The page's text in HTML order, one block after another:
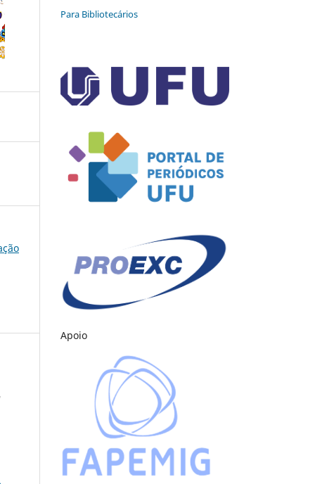
Para Bibliotecários
Apoio